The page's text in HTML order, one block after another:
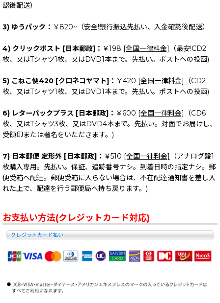
認後配送）
3) ゆうパック： ￥820~（安全!銀行振込先払い、入金確認後配送）
4) クリックポスト [日本郵政]： ￥198 [全国一律料金]
（最安!CD2
枚、又はTシャツ1枚、又はDVD1本まで。先払い。ポストへの投函)
5) こねこ便420 [クロネコヤマト]： ￥420 [全国一律料金]
（CD2
枚、又はTシャツ1枚、又はDVD1本まで。先払い。ポストへの投函)
6) レターパックプラス [日本郵政]： ￥600 [全国一律料金]
（CD6
枚、又はTシャツ3枚、又はDVD4本まで。先払い。対面でお届けし、
受領印または署名をいただきます。)
7) 日本郵便 定形外 [日本郵政]： ￥510 [全国一律料金]
（アナログ盤1
枚購入専用。先払い。保証、追跡番号ナシ。到着日時の指定ナシ。郵
便受箱へ配達。郵便受箱に入らない場合は、不在配達通知書を差し入
れた上で、配達を行う郵便局へ持ち戻ります。)
お支払い方法(クレジットカード対応)